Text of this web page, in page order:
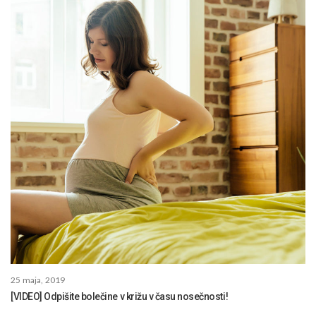
25 maja, 2019
[VIDEO] Odpišite bolečine v križu v času nosečnosti!